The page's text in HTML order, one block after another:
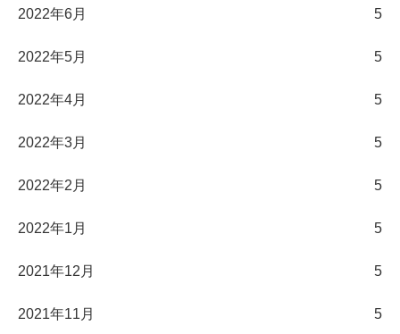
2022年6月 5
2022年5月 5
2022年4月 5
2022年3月 5
2022年2月 5
2022年1月 5
2021年12月 5
2021年11月 5